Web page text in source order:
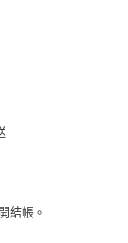
結帳。